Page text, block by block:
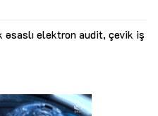
elektron audit, çevik iş